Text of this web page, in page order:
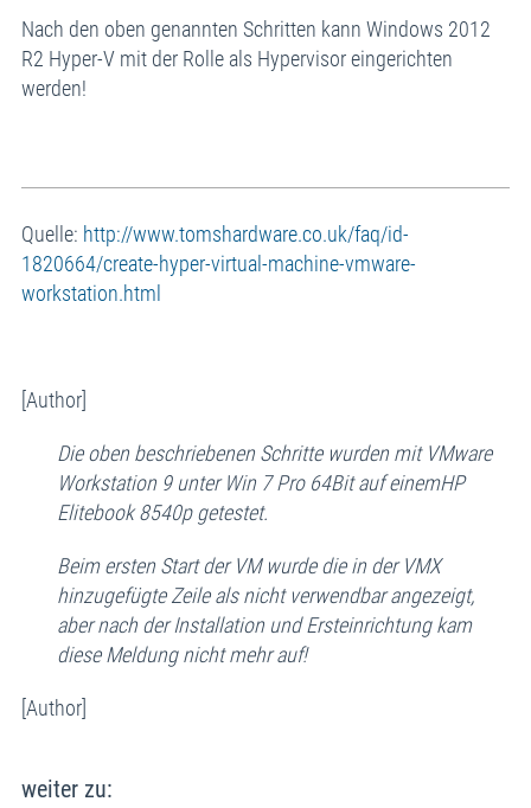
Nach den oben genannten Schritten kann Windows 2012
R2 Hyper-V mit der Rolle als Hypervisor eingerichten
werden!
Quelle: http://www.tomshardware.co.uk/faq/id-
1820664/create-hyper-virtual-machine-vmware-
workstation.html
[Author]
Die oben beschriebenen Schritte wurden mit VMware
Workstation 9 unter Win 7 Pro 64Bit auf einemHP
Elitebook 8540p getestet.
Beim ersten Start der VM wurde die in der VMX
hinzugefügte Zeile als nicht verwendbar angezeigt,
aber nach der Installation und Ersteinrichtung kam
diese Meldung nicht mehr auf!
[Author]
weiter zu: